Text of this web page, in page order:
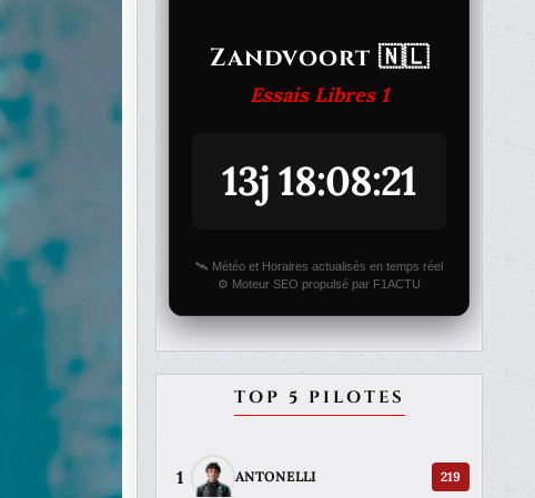
Zandvoort 🇳🇱
Essais Libres 1
13j 18:08:21
🛰️ Météo et Horaires actualisés en temps réel
⚙️ Moteur SEO propulsé par F1ACTU
TOP 5 PILOTES
1 ANTONELLI 219